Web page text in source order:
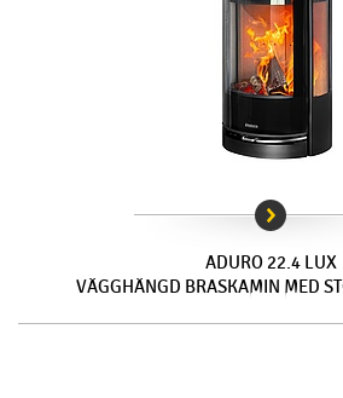
ADURO 22.4 LUX
VÄGGHÄNGD BRASKAMIN MED